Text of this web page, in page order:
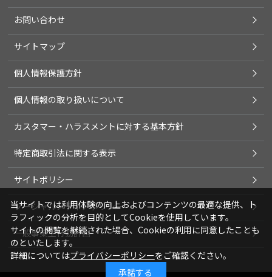
お問い合わせ
サイトマップ
個人情報保護方針
個人情報の取り扱いについて
カスタマー・ハラスメントに対する基本方針
特定商取引法に関する表示
サイトポリシー
ソーシャルメディアポリシー
一般事業主行動計画
当サイトでは利用体験の向上およびコンテンツの最適な提供、ト
ラフィックの分析を目的としてCookieを使用しています。
サイトの閲覧を継続された場合、Cookieの利用に同意したことも
のといたします。
詳細についてはプライバシーポリシーをご確認ください。
承諾する